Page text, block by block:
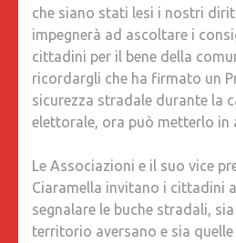
che siano stati lesi i nostri
impegnerà ad ascoltare i
cittadini per il bene della
ricordargli che ha firmato un
sicurezza stradale durante la
elettorale, ora può metterlo in
Le Associazioni e il suo vice
Ciaramella invitano i cittadini
segnalare le buche stradali,
territorio aversano e sia